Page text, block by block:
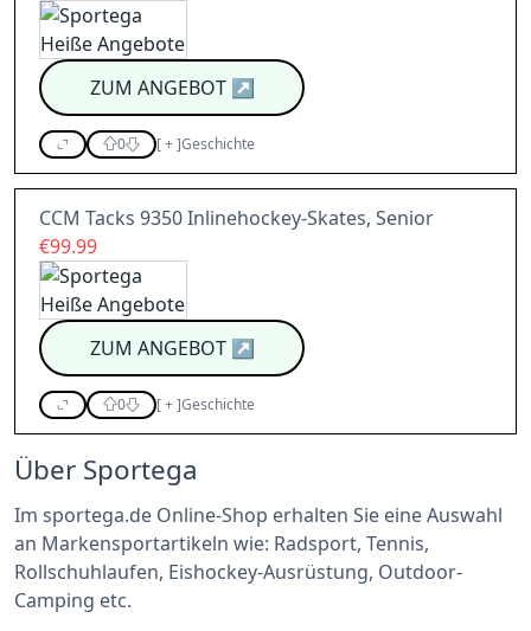
ZUM ANGEBOT↗
0 [+]Geschichte
CCM Tacks 9350 Inlinehockey-Skates, Senior
€99.99
ZUM ANGEBOT↗
0 [+]Geschichte
Über Sportega
Im sportega.de Online-Shop erhalten Sie eine Auswahl
an Markensportartikeln wie: Radsport, Tennis,
Rollschuhlaufen, Eishockey-Ausrüstung, Outdoor-
Camping etc.